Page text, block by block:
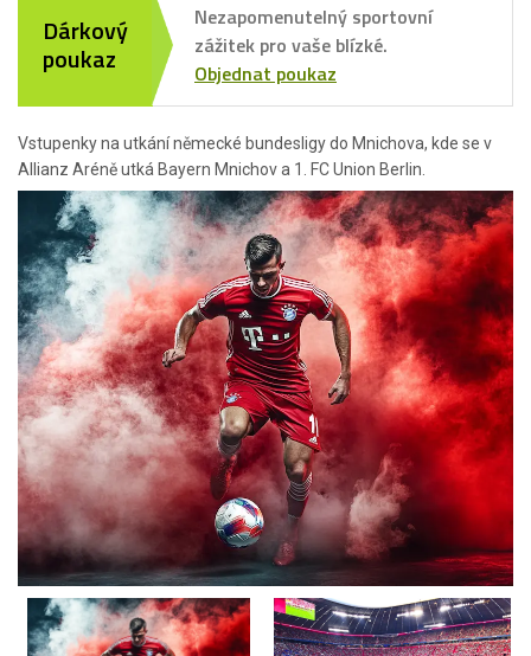
Vstupenky na utkání německé bundesligy do Mnichova, kde se v
Allianz Aréně utká Bayern Mnichov a 1. FC Union Berlin.
Dárkový
poukaz
Nezapomenutelný sportovní
zážitek pro vaše blízké.
Objednat poukaz